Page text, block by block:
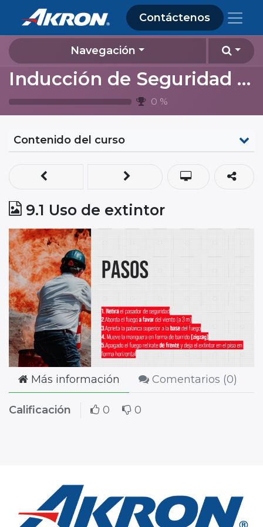
Contáctenos
Navegación
Inducción de Seguridad y Ambiente 2024 (contratistas Almacenamiento Lagos de Moreno)
0 %
Contenido del curso
9.1 Uso de extintor
Más información Comentarios (0)
Calificación 0 0